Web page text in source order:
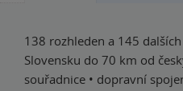
138 rozhleden a 145
Slovensku do 70 km od
souřadnice • dopravní